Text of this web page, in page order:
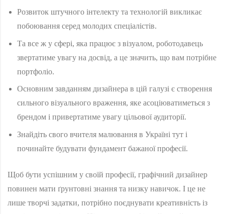
Розвиток штучного інтелекту та технологій викликає
побоювання серед молодих спеціалістів.
Та все ж у сфері, яка працює з візуалом, роботодавець
звертатиме увагу на досвід, а це значить, що вам потрібне
портфоліо.
Основним завданням дизайнера в цій галузі є створення
сильного візуального враження, яке асоціюватиметься з
брендом і привертатиме увагу цільової аудиторії.
Знайдіть свого вчителя малювання в Україні тут і
починайте будувати фундамент бажаної професії.
Щоб бути успішним у своїй професії, графічний дизайнер
повинен мати ґрунтовні знання та низку навичок. І це не
лише творчі задатки, потрібно поєднувати креативність із